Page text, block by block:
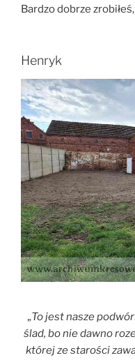
Bardzo dobrze
Henryk
„To jest nasze
ślad, bo nie dawno
której ze starości